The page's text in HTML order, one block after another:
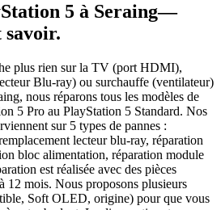
5 à Seraing—
plus rien sur la TV (port HDMI),
Blu-ray) ou surchauffe (ventilateur)
nous réparons tous les modèles de
5 Pro au PlayStation 5 Standard. Nos
sur 5 types de pannes :
lecteur blu-ray, réparation
bloc alimentation, réparation module
est réalisée avec des pièces
12 mois. Nous proposons plusieurs
Soft OLED, origine) pour que vous